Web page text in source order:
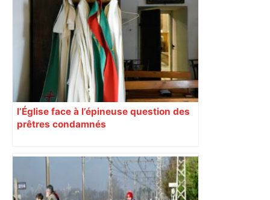
l’Église face à l’épineuse question des
prêtres condamnés